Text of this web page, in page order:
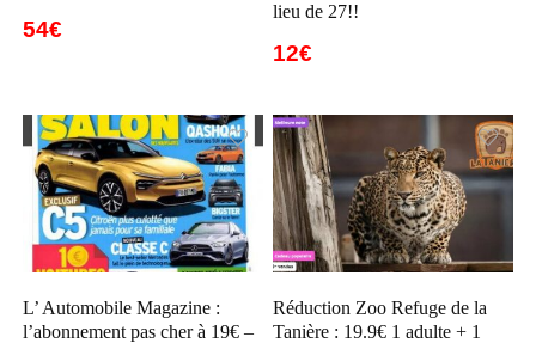
54€
lieu de 27!!
12€
L’ Automobile Magazine :
l’abonnement pas cher à 19€ –
Réduction Zoo Refuge de la
Tanière : 19.9€ 1 adulte + 1